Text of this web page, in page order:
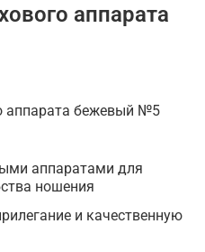
аппарата
аппарата бежевый №5
аппаратами для
ношения
и качественную